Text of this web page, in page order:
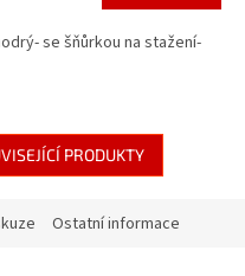
se šňůrkou na stažení-
PRODUKTY
Ostatní informace